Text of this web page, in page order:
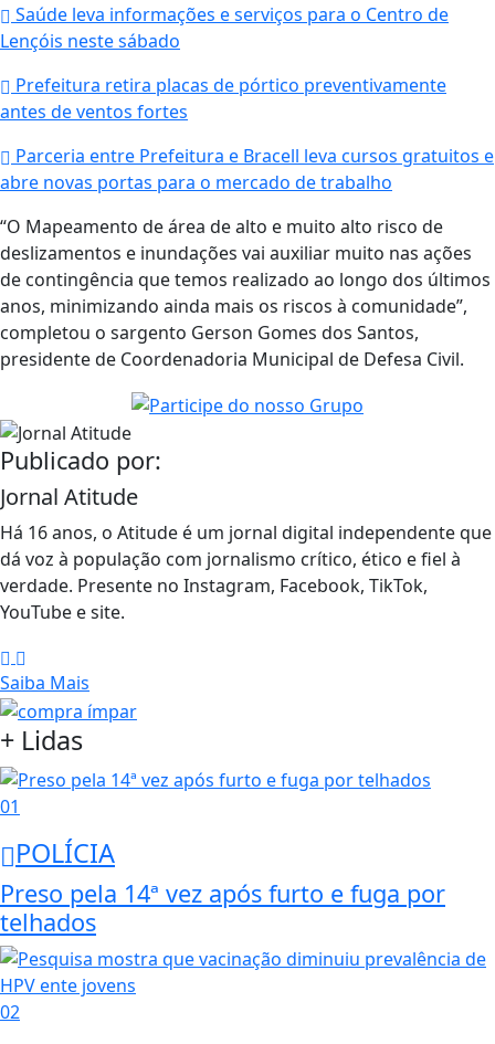
Saúde leva informações e serviços para o Centro de
Lençóis neste sábado
Prefeitura retira placas de pórtico preventivamente
antes de ventos fortes
Parceria entre Prefeitura e Bracell leva cursos gratuitos e
abre novas portas para o mercado de trabalho
“O Mapeamento de área de alto e muito alto risco de
deslizamentos e inundações vai auxiliar muito nas ações
de contingência que temos realizado ao longo dos últimos
anos, minimizando ainda mais os riscos à comunidade”,
completou o sargento Gerson Gomes dos Santos,
presidente de Coordenadoria Municipal de Defesa Civil.
Publicado por:
Jornal Atitude
Há 16 anos, o Atitude é um jornal digital independente que
dá voz à população com jornalismo crítico, ético e fiel à
verdade. Presente no Instagram, Facebook, TikTok,
YouTube e site.
Saiba Mais
+ Lidas
01
POLÍCIA
Preso pela 14ª vez após furto e fuga por
telhados
02